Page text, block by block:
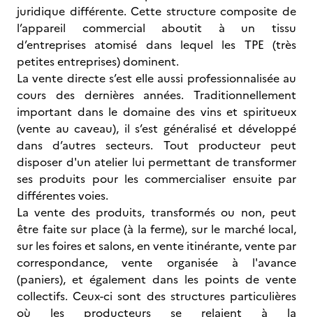
juridique différente. Cette structure composite de
l’appareil commercial aboutit à un tissu
d’entreprises atomisé dans lequel les TPE (très
petites entreprises) dominent.
La vente directe s’est elle aussi professionnalisée au
cours des dernières années. Traditionnellement
important dans le domaine des vins et spiritueux
(vente au caveau), il s’est généralisé et développé
dans d’autres secteurs. Tout producteur peut
disposer d'un atelier lui permettant de transformer
ses produits pour les commercialiser ensuite par
différentes voies.
La vente des produits, transformés ou non, peut
être faite sur place (à la ferme), sur le marché local,
sur les foires et salons, en vente itinérante, vente par
correspondance, vente organisée à l'avance
(paniers), et également dans les points de vente
collectifs. Ceux-ci sont des structures particulières
où les producteurs se relaient à la